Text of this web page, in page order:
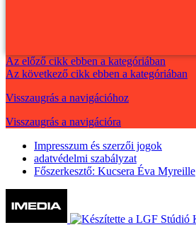
Az előző cikk ebben a kategóriában
Az következő cikk ebben a kategóriában
Visszaugrás a navigációhoz
Visszaugrás a navigációra
Impresszum és szerzői jogok
adatvédelmi szabályzat
Főszerkesztő: Kucsera Éva Myreille